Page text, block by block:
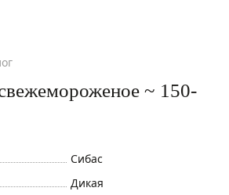
~ 150-
Сибас
Дикая